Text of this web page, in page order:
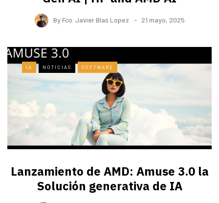
ByFco. Javier Blas Lopez 21 mayo, 2025
IA NOTICIAS SOFTWARE
Lanzamiento de AMD: Amuse 3.0 la
Solución generativa de IA